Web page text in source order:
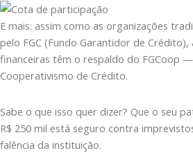
E mais: assim como as organizações
pelo FGC (Fundo Garantidor de Crédito),
financeiras têm o respaldo do FGCoop
Cooperativismo de Crédito.
Sabe o que isso quer dizer? Que o seu
R$ 250 mil está seguro contra
falência da instituição.